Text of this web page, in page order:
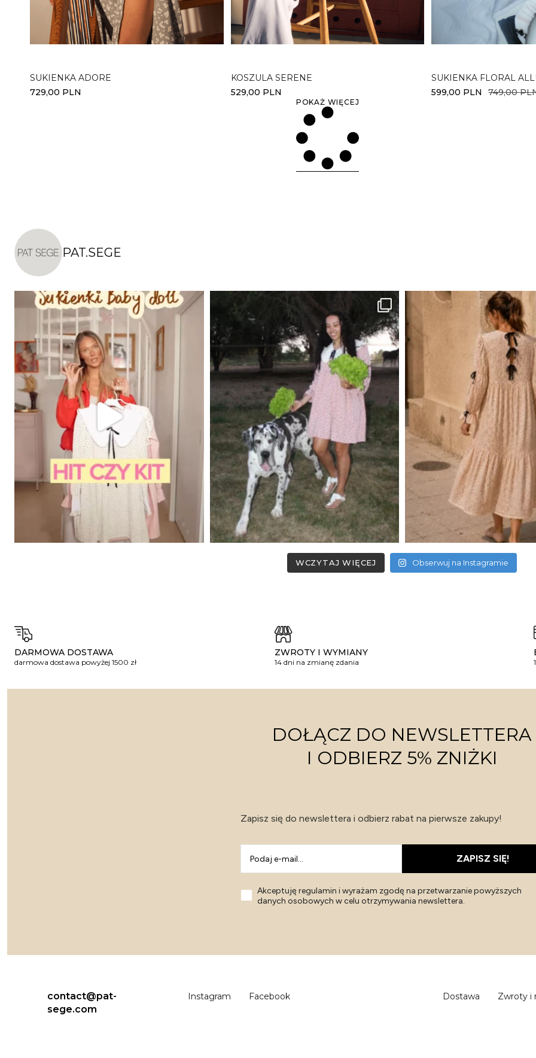
Wybierz opcje
SUKIENKA ADORE
729,00 PLN
Wybierz opcje
KOSZULA SERENE
529,00 PLN
Wybierz opcje
SUKIENKA FLORAL
749,00
599,00 PLN
POKAŻ WIĘCEJ
PAT.SEGE
WCZYTAJ WIĘCEJ Obserwuj na Instagramie
DARMOWA DOSTAWA
darmowa dostawa powyżej 1500 zł
ZWROTY I WYMIANY
14 dni na zmianę zdania
DOŁĄCZ DO NEWSLETTERA
I ODBIERZ 5% ZNIŻKI
Zapisz się do newslettera i odbierz rabat na pierwsze zakupy!
ZAPISZ SIĘ!
Akceptuję regulamin i wyrażam zgodę na przetwarzanie powyższych
danych osobowych w celu otrzymywania newslettera.
contact@pat-
sege.com
Instagram Facebook Dostawa Zwroty i